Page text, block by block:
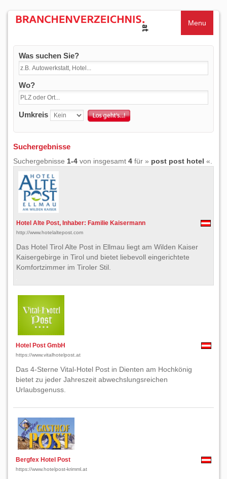
Menu
Was suchen Sie?
Wo?
Umkreis
Suchergebnisse
Suchergebnisse 1-4 von insgesamt 4 für » post post hotel «.
Hotel Alte Post, Inhaber: Familie Kaisermann
http://www.hotelaltepost.com
Das Hotel Tirol Alte Post in Ellmau liegt am Wilden Kaiser
Kaisergebirge in Tirol und bietet liebevoll eingerichtete
Komfortzimmer im Tiroler Stil.
Hotel Post GmbH
https://www.vitalhotelpost.at
Das 4-Sterne Vital-Hotel Post in Dienten am Hochkönig
bietet zu jeder Jahreszeit abwechslungsreichen
Urlaubsgenuss.
Bergfex Hotel Post
https://www.hotelpost-krimml.at